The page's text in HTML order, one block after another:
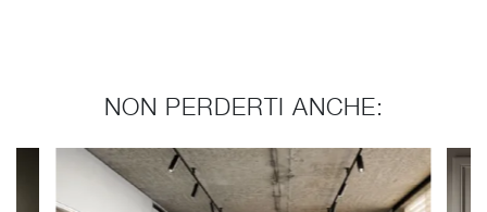
NON PERDERTI ANCHE: